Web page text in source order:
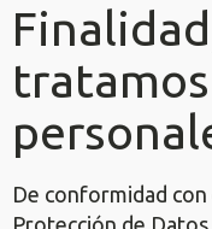
De conformidad